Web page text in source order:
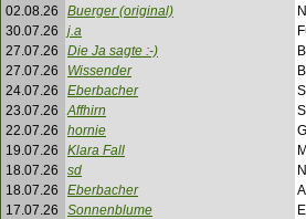
02.08.26
Buerger (original)
30.07.26
j.a
27.07.26
Die Ja sagte :-)
27.07.26
Wissender
24.07.26
Eberbacher
23.07.26
Affhirn
22.07.26
hornie
19.07.26
Klara Fall
18.07.26
sd
18.07.26
Eberbacher
17.07.26
Sonnenblume